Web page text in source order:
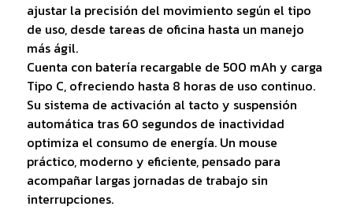
ajustar la precisión del movimiento según el tipo
de uso, desde tareas de oficina hasta un manejo
más ágil.
Cuenta con batería recargable de 500 mAh y carga
Tipo C, ofreciendo hasta 8 horas de uso continuo.
Su sistema de activación al tacto y suspensión
automática tras 60 segundos de inactividad
optimiza el consumo de energía. Un mouse
práctico, moderno y eficiente, pensado para
acompañar largas jornadas de trabajo sin
interrupciones.